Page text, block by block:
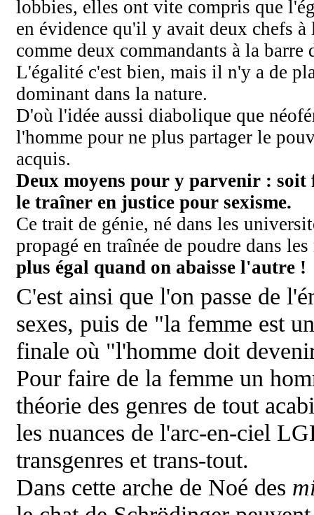
lobbies, elles ont vite compris que
en évidence qu'il y avait deux chefs à
comme deux commandants à la barre
L'égalité c'est bien, mais il n'y a de
dominant dans la nature.
D'où l'idée aussi diabolique que
l'homme pour ne plus partager le
acquis.
Deux moyens pour y parvenir : soit
le traîner en justice pour sexisme.
Ce trait de génie, né dans les
propagé en traînée de poudre dans
plus égal quand on abaisse l'autre !
C'est ainsi que l'on passe de
sexes, puis de "la femme est
finale où "l'homme doit
Pour faire de la femme un
théorie des genres de tout
les nuances de l'arc-en-ciel
transgenres et trans-tout.
Dans cette arche de Noé des